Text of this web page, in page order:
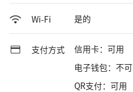
Wi-Fi 是的
支付方式
信用卡：可用
电子钱包：不可
QR支付：可用